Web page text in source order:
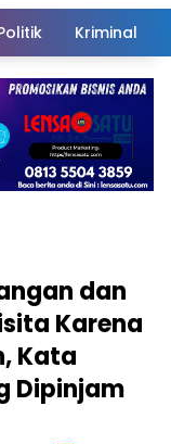
Kriminal
dan
Karena
Kata
Dipinjam